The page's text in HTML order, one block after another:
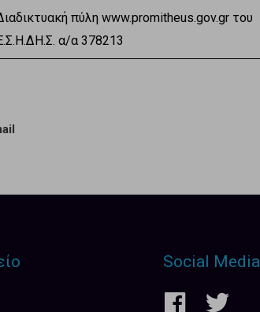
πύλη www.promitheus.gov.gr του
α/α 378213
Social Media